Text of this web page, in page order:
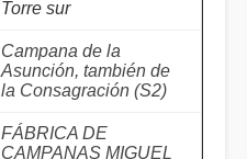
Torre sur
Campana de la
Asunción, también de
la Consagración (S2)
FÁBRICA DE
CAMPANAS MIGUEL